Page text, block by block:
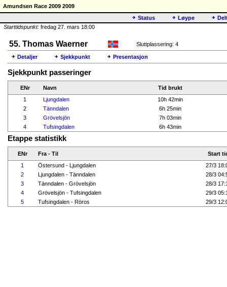
Amundsen Race 2009 2009
Status
Løype
Starttidspunkt: fredag 27. mars 18:00
55. Thomas Waerner Sluttplassering: 4
Detaljer Sjekkpunkt Presentasjon
Sjekkpunkt passeringer
ENr Navn
Tid brukt
1
Ljungdalen
10h 42min
2
Tänndalen
6h 25min
3
Grövelsjön
7h 03min
4
Tufsingdalen 6h 43min
Etappe statistikk
ENr Fra - Til
Start
1
Östersund - Ljungdalen
27/3
2
Ljungdalen - Tänndalen
28/3
3
Tänndalen - Grövelsjön
28/3
4
Grövelsjön - Tufsingdalen
29/3
5
Tufsingdalen - Röros 29/3